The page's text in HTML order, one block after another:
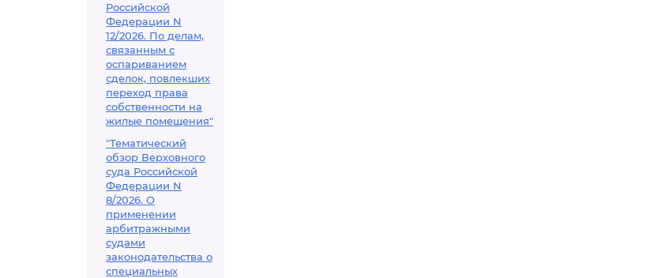
Российской
Федерации N
12/2026. По делам,
связанным с
оспариванием
сделок, повлекших
переход права
собственности на
жилые помещения"
"Тематический
обзор Верховного
суда Российской
Федерации N
8/2026. О
применении
арбитражными
судами
законодательства о
специальных